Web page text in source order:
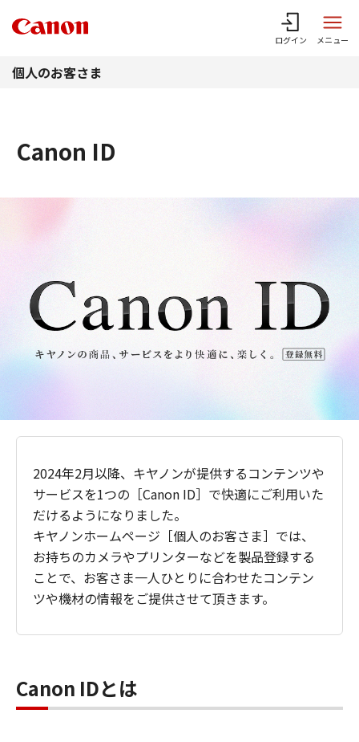
ログイン メニュー
個人のお客さま
Canon ID
2024年2月以降、キヤノンが提供するコンテンツや
サービスを1つの［Canon ID］で快適にご利用いた
だけるようになりました。
キヤノンホームページ［個人のお客さま］では、
お持ちのカメラやプリンターなどを製品登録する
ことで、お客さま一人ひとりに合わせたコンテン
ツや機材の情報をご提供させて頂きます。
Canon IDとは